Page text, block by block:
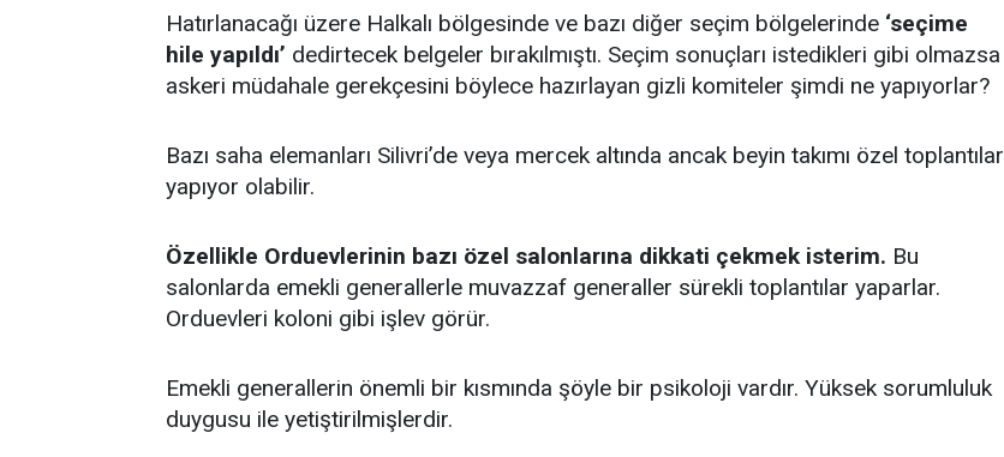
Hatırlanacağı üzere Halkalı bölgesinde ve bazı diğer seçim bölgelerinde ‘seçime
hile yapıldı’ dedirtecek belgeler bırakılmıştı. Seçim sonuçları istedikleri gibi olmazsa
askeri müdahale gerekçesini böylece hazırlayan gizli komiteler şimdi ne yapıyorlar?
Bazı saha elemanları Silivri’de veya mercek altında ancak beyin takımı özel toplantılar
yapıyor olabilir.
Özellikle Orduevlerinin bazı özel salonlarına dikkati çekmek isterim. Bu
salonlarda emekli generallerle muvazzaf generaller sürekli toplantılar yaparlar.
Orduevleri koloni gibi işlev görür.
Emekli generallerin önemli bir kısmında şöyle bir psikoloji vardır. Yüksek sorumluluk
duygusu ile yetiştirilmişlerdir.